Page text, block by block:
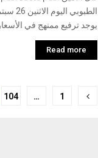
يوجد ترفيع ممنهج في
Read more
تعدد
1
…
104